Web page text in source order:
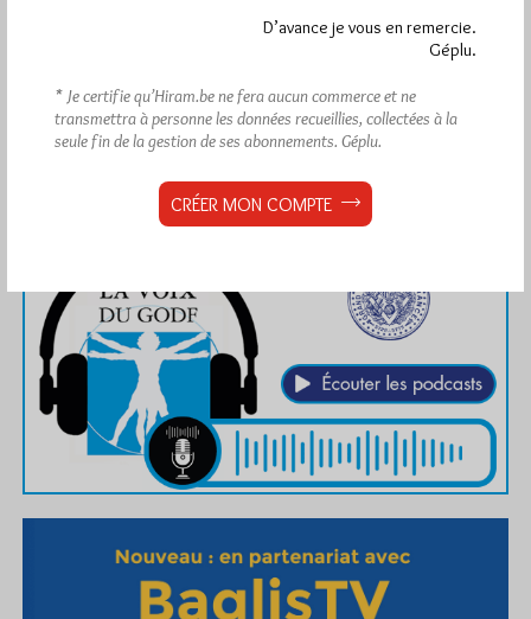
D’avance je vous en remercie.
Géplu.
* Je certifie qu’Hiram.be ne fera aucun commerce et ne
transmettra à personne les données recueillies, collectées à la
seule fin de la gestion de ses abonnements. Géplu.
CRÉER MON COMPTE